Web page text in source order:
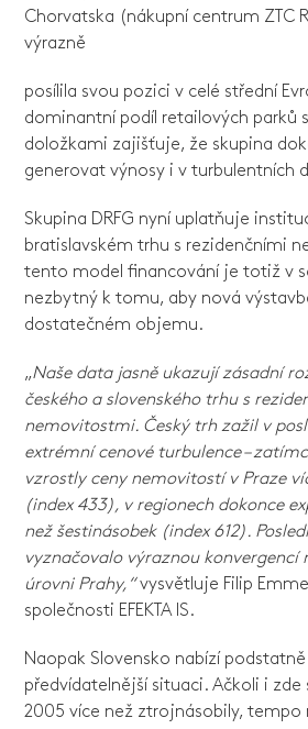
Chorvatska (nákupní centrum ZTC
výrazně
posílila svou pozici v celé střední
dominantní podíl retailových parků
doložkami zajišťuje, že skupina
generovat výnosy i v turbulentních
Skupina DRFG nyní uplatňuje
bratislavském trhu s rezidenčními
tento model financování je totiž v
nezbytný k tomu, aby nová
dostatečném objemu.
„Naše data jasně ukazují zásadní
českého a slovenského trhu s
nemovitostmi. Český trh zažil v
extrémní cenové turbulence –
vzrostly ceny nemovitostí v Praze
(index 433), v regionech dokonce
než šestinásobek (index 612).
vyznačovalo výraznou konvergencí
úrovni Prahy,“ vysvětluje Filip
společnosti EFEKTA IS.
Naopak Slovensko nabízí
předvídatelnější situaci. Ačkoli i zde
2005 více než ztrojnásobily, tempo